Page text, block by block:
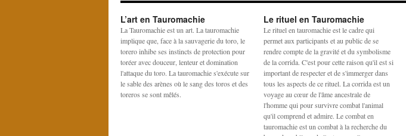
L’art en Tauromachie
La Tauromachie est un art. La tauromachie
implique que, face à la sauvagerie du toro, le
torero inhibe ses instincts de protection pour
toréer avec douceur, lenteur et domination
l'attaque du toro. La tauromachie s'exécute sur
le sable des arènes où le sang des toros et des
toreros se sont mêlés.
Le rituel en Tauromachie
Le rituel en tauromachie est le cadre qui
permet aux participants et au public de se
rendre compte de la gravité et du symbolisme
de la corrida. C'est pour cette raison qu'il est si
important de respecter et de s'immerger dans
tous les aspects de ce rituel. La corrida est un
voyage au cœur de l'âme ancestrale de
l'homme qui pour survivre combat l'animal
qu'il comprend et admire. Le combat en
tauromachie est un combat à la recherche du